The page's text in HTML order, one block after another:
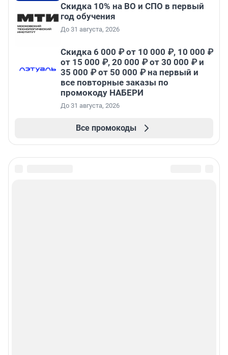
Скидка 10% на ВО и СПО в первый
год обучения
До 31 августа, 2026
Скидка 6 000 ₽ от 10 000 ₽, 10 000 ₽
от 15 000 ₽, 20 000 ₽ от 30 000 ₽ и
35 000 ₽ от 50 000 ₽ на первый и
все повторные заказы по
промокоду НАБЕРИ
До 31 августа, 2026
Все промокоды